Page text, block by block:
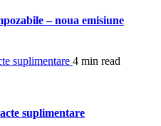
– noua emisiune
4 min read
suplimentare